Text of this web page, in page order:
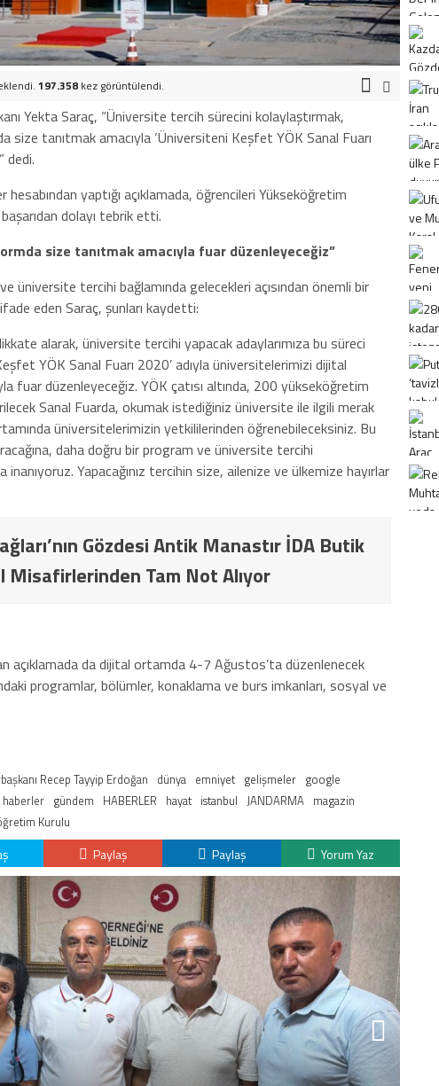
197.358 kez görüntülendi.
Yekta Saraç, “Üniversite tercih sürecini kolaylaştırmak,
tanıtmak amacıyla ‘Üniversiteni Keşfet YÖK Sanal Fuarı
dedi.
yaptığı açıklamada, öğrencileri Yükseköğretim
dolayı tebrik etti.
size tanıtmak amacıyla fuar düzenleyeceğiz”
üniversite tercihi bağlamında gelecekleri açısından önemli bir
eden Saraç, şunları kaydetti:
alarak, üniversite tercihi yapacak adaylarımıza bu süreci
YÖK Sanal Fuarı 2020’ adıyla üniversitelerimizi dijital
fuar düzenleyeceğiz. YÖK çatısı altında, 200 yükseköğretim
Sanal Fuarda, okumak istediğiniz üniversite ile ilgili merak
üniversitelerimizin yetkililerinden öğrenebileceksiniz. Bu
daha doğru bir program ve üniversite tercihi
inanıyoruz. Yapacağınız tercihin size, ailenize ve ülkemize hayırlar
Gözdesi Antik Manastır İDA Butik
Misafirlerinden Tam Not Alıyor
açıklamada da dijital ortamda 4-7 Ağustos’ta düzenlenecek
programlar, bölümler, konaklama ve burs imkanları, sosyal ve
Recep Tayyip Erdoğan dünya emniyet gelişmeler google
haberler gündem HABERLER hayat istanbul JANDARMA magazin
Kurulu
Paylaş Paylaş Yorum Yaz